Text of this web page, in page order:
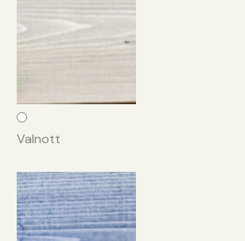
Valnott